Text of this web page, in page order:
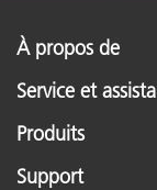
À propos de
Service et
Produits
Support